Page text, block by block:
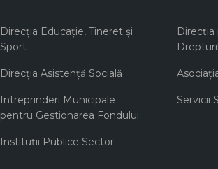
Direcţia Educaţie, Tineret şi
Sport
Direcţia Asistenţă Socială
Intreprinderi Municipale
pentru Gestionarea Fondului
Servicii
Instituţii Publice Sector